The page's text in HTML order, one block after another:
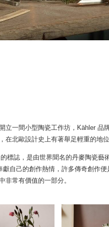
立一間小型陶瓷工作坊，Kähler 品
北歐設計史上有著舉足輕重的地位
標誌，是由世界聞名的丹麥陶瓷藝
自己的創作熱情，許多傳奇創作
非常有價值的一部分。